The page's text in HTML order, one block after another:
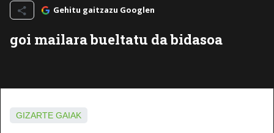
Gehitu gaitzazu Googlen
goi mailara bueltatu da bidasoa
GIZARTE GAIAK